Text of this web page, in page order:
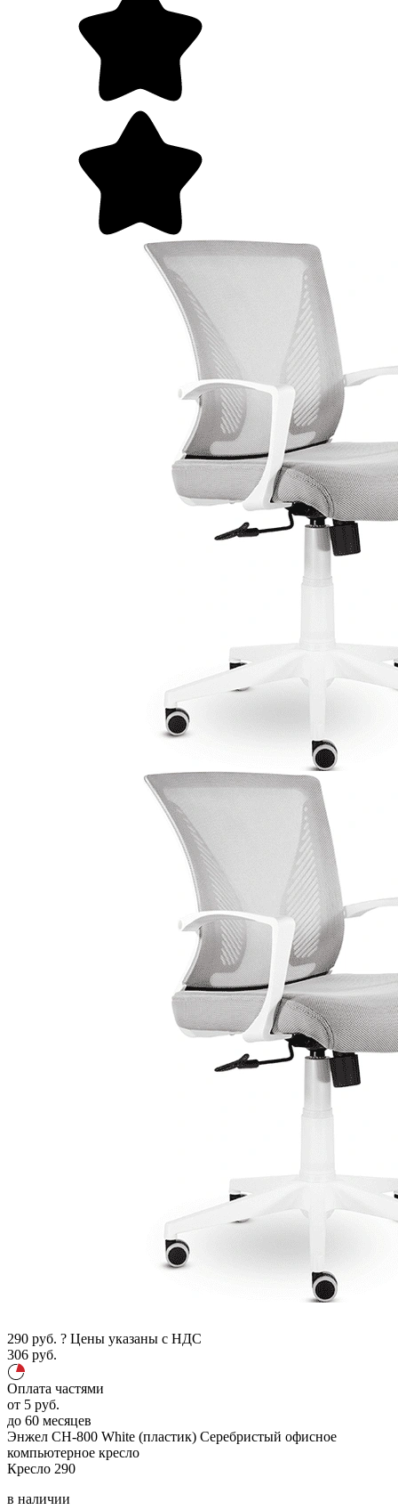
290 руб. ? Цены указаны с НДС
306 руб.
Оплата частями
от 5 руб.
до 60 месяцев
Энжел CH-800 White (пластик) Серебристый офисное
компьютерное кресло
Кресло 290
в наличии